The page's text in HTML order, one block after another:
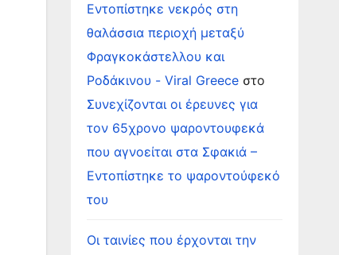
Εντοπίστηκε νεκρός στη
θαλάσσια περιοχή μεταξύ
Φραγκοκάστελλου και
Ροδάκινου - Viral Greeceστο
Συνεχίζονται οι έρευνες για
τον 65χρονο ψαροντουφεκά
που αγνοείται στα Σφακιά –
Εντοπίστηκε το ψαροντούφεκό
του
Οι ταινίες που έρχονται την